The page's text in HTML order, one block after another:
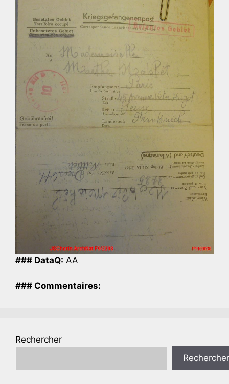
### DataQ: AA
### Commentaires:
Rechercher
Rechercher